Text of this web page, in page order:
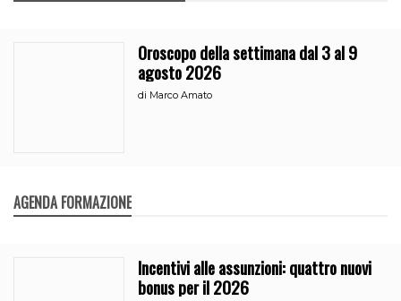
Oroscopo della settimana dal 3 al 9
agosto 2026
di Marco Amato
AGENDA FORMAZIONE
Incentivi alle assunzioni: quattro nuovi
bonus per il 2026